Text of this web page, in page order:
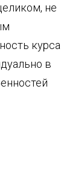
не
курса
в